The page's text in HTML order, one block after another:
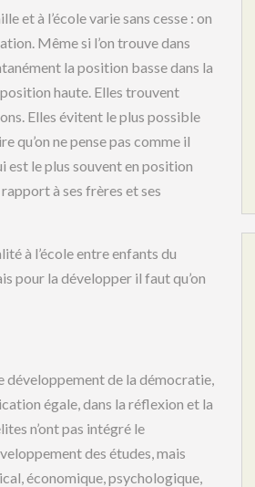
et à l’école varie sans cesse : on
Même si l’on trouve dans
la position basse dans la
haute. Elles trouvent
Elles évitent le plus possible
qu’on ne pense pas comme il
est le plus souvent en position
à ses frères et ses
à l’école entre enfants du
pour la développer il faut qu’on
développement de la démocratie,
égale, dans la réflexion et la
n’ont pas intégré le
des études, mais
économique, psychologique,